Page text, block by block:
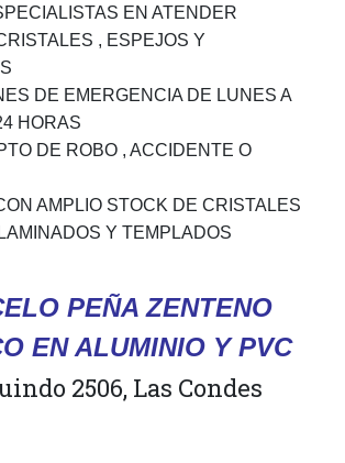
EN ATENDER
, ESPEJOS Y
DE EMERGENCIA DE LUNES A
24 HORAS
DE ROBO , ACCIDENTE O
AMPLIO STOCK DE CRISTALES
Y TEMPLADOS
PEÑA ZENTENO
EN ALUMINIO Y PVC
2506, Las Condes